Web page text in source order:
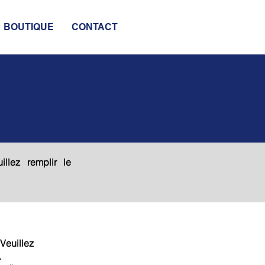
BOUTIQUE CONTACT
remplir le